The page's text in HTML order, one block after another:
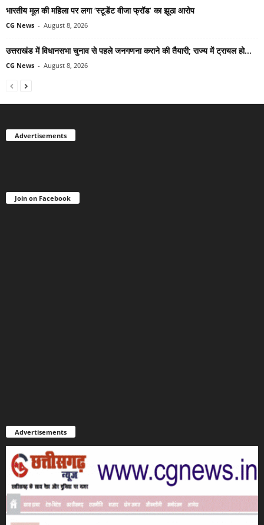
भारतीय मूल की महिला पर लगा ‘स्टूडेंट वीजा फ्रॉड’ का झूठा आरोप
CG News - August 8, 2026
उत्तराखंड में विधानसभा चुनाव से पहले जनगणना कराने की तैयारी; राज्य में ट्रायल हो...
CG News - August 8, 2026
Advertisements
Join on Facebook
Advertisements